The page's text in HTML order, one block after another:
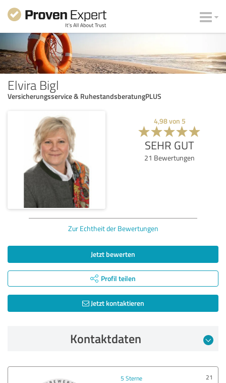
Elvira Bigl
Versicherungsservice & RuhestandsberatungPLUS
4,98von 5
SEHR GUT
21 Bewertungen
Zur Echtheit der Bewertungen
Jetzt bewerten
Profil teilen
Jetzt kontaktieren
Kontaktdaten
5 Sterne
21